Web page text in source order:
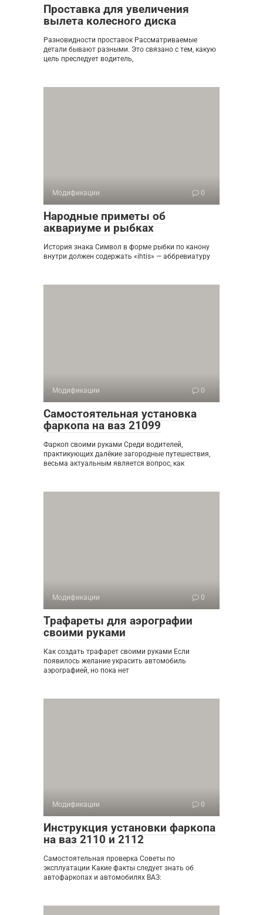
Проставка для увеличения
вылета колесного диска
Разновидности проставок Рассматриваемые
детали бывают разными. Это связано с тем, какую
цель преследует водитель,
Модификации 0
Народные приметы об
аквариуме и рыбках
История знака Символ в форме рыбки по канону
внутри должен содержать «ihtis» — аббревиатуру
Модификации 0
Самостоятельная установка
фаркопа на ваз 21099
Фаркоп своими руками Среди водителей,
практикующих далёкие загородные путешествия,
весьма актуальным является вопрос, как
Модификации 0
Трафареты для аэрографии
своими руками
Как создать трафарет своими руками Если
появилось желание украсить автомобиль
аэрографией, но пока нет
Модификации 0
Инструкция установки фаркопа
на ваз 2110 и 2112
Самостоятельная проверка Советы по
эксплуатации Какие факты следует знать об
автофаркопах и автомобилях ВАЗ: